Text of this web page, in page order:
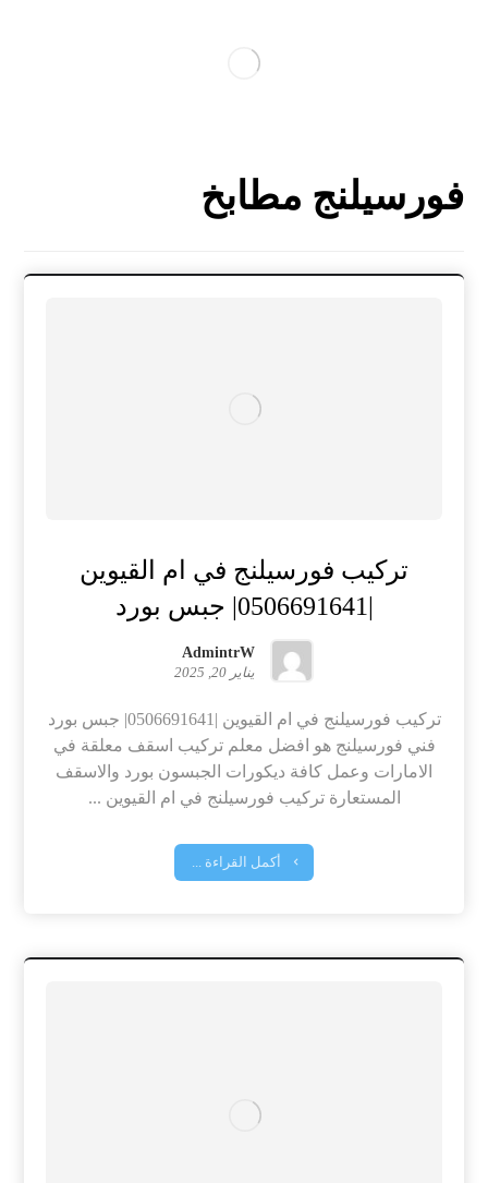
فورسيلنج مطابخ
تركيب فورسيلنج في ام القيوين
AdmintrW
يناير 20, 2025
تركيب فورسيلنج في ام القيوين |0506691641| جبس بورد
فني فورسيلنج هو افضل معلم تركيب اسقف معلقة في
الامارات وعمل كافة ديكورات الجبسون بورد والاسقف
المستعارة تركيب فورسيلنج في ام القيوين ...
أكمل القراءة ...